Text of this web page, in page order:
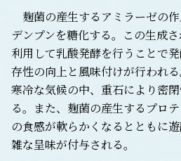
麹菌の産生するアミラーゼの
デンプンを糖化する。この生成
利用して乳酸発酵を行うことで
存性の向上と風味付けが行われ
寒冷な気候の中、重石により密
る。また、麹菌の産生するプロ
の食感が軟らかくなるとともに
雑な呈味が付与される。